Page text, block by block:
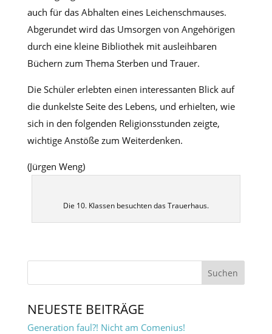
auch für das Abhalten eines Leichenschmauses.
Abgerundet wird das Umsorgen von Angehörigen
durch eine kleine Bibliothek mit ausleihbaren
Büchern zum Thema Sterben und Trauer.
Die Schüler erlebten einen interessanten Blick auf
die dunkelste Seite des Lebens, und erhielten, wie
sich in den folgenden Religionsstunden zeigte,
wichtige Anstöße zum Weiterdenken.
(Jürgen Weng)
Die 10. Klassen besuchten das Trauerhaus.
NEUESTE BEITRÄGE
Generation faul?! Nicht am Comenius!